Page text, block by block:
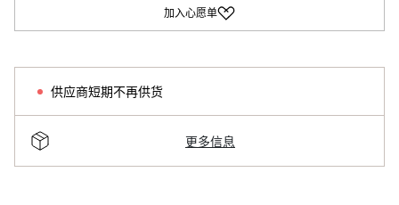
加入心愿单
供应商短期不再供货
更多信息